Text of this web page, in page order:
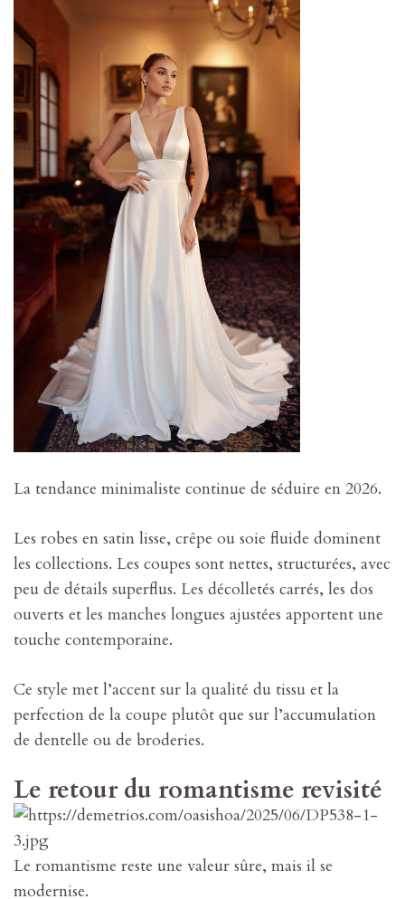
La tendance minimaliste continue de séduire en 2026.
Les robes en satin lisse, crêpe ou soie fluide dominent
les collections. Les coupes sont nettes, structurées, avec
peu de détails superflus. Les décolletés carrés, les dos
ouverts et les manches longues ajustées apportent une
touche contemporaine.
Ce style met l’accent sur la qualité du tissu et la
perfection de la coupe plutôt que sur l’accumulation
de dentelle ou de broderies.
Le retour du romantisme revisité
Le romantisme reste une valeur sûre, mais il se
modernise.